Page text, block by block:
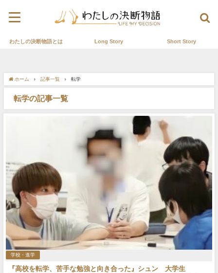
わたしの決断物語とは Long Story Short Story
ホーム 記事一覧 転学
転学の記事一覧
学校・進学
『高校を転学、苦手な勉強と向き合った』シュン 大学生